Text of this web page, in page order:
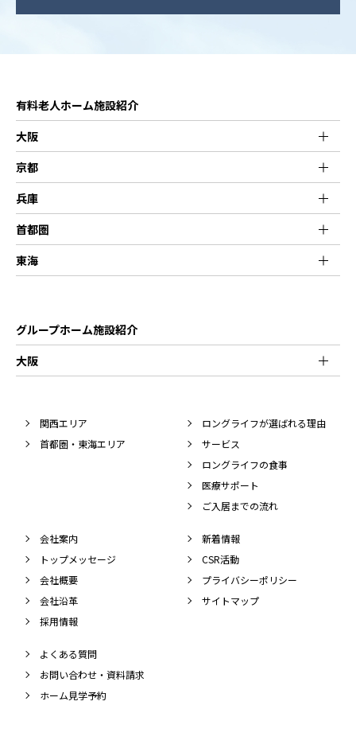
有料老人ホーム施設紹介
大阪
京都
兵庫
首都圏
東海
グループホーム施設紹介
大阪
関西エリア
首都圏・東海エリア
ロングライフが選ばれる理由
サービス
ロングライフの食事
医療サポート
ご入居までの流れ
会社案内
トップメッセージ
会社概要
会社沿革
採用情報
新着情報
CSR活動
プライバシーポリシー
サイトマップ
よくある質問
お問い合わせ・資料請求
ホーム見学予約